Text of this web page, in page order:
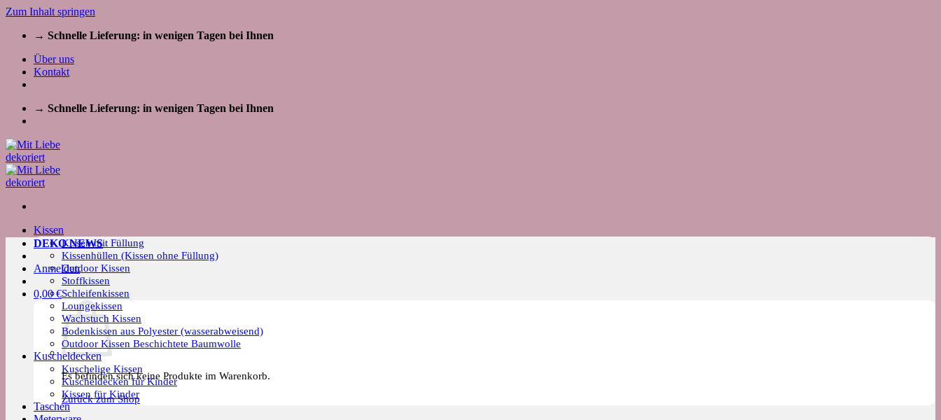
Zum Inhalt springen
→ Schnelle Lieferung: in wenigen Tagen bei Ihnen
Über uns
Kontakt
→ Schnelle Lieferung: in wenigen Tagen bei Ihnen
Kissen
Kissen mit Füllung
Kissenhüllen (Kissen ohne Füllung)
Outdoor Kissen
Stoffkissen
Schleifenkissen
Loungekissen
Wachstuch Kissen
Bodenkissen aus Polyester (wasserabweisend)
Outdoor Kissen Beschichtete Baumwolle
Kuscheldecken
Kuschelige Kissen
Kuscheldecken für Kinder
Kissen für Kinder
Taschen
DEKO NEWS
Anmelden
0,00€
Es befinden sich keine Produkte im Warenkorb.
Zurück zum Shop